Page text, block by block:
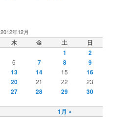
2012年12月
木 金 土 日
1月 »
1 2
6 7 8
9
13 14 15
16
20 21 22 23
27 28 29
30